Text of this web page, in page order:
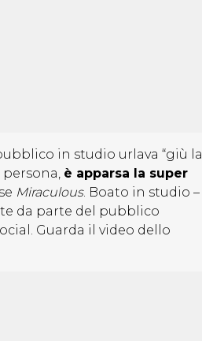
in studio urlava “giù la
persona, è apparsa la super
Miraculous. Boato in studio –
da parte del pubblico
Guarda il video dello